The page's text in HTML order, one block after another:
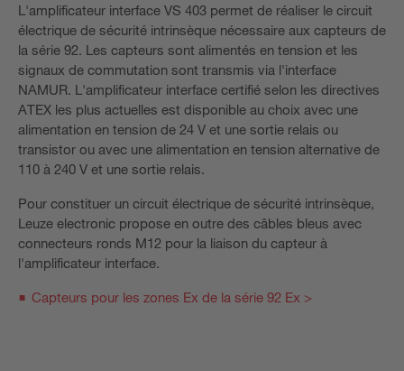
L'amplificateur interface VS 403 permet de réaliser le circuit
électrique de sécurité intrinsèque nécessaire aux capteurs de
la série 92. Les capteurs sont alimentés en tension et les
signaux de commutation sont transmis via l'interface
NAMUR. L'amplificateur interface certifié selon les directives
ATEX les plus actuelles est disponible au choix avec une
alimentation en tension de 24 V et une sortie relais ou
transistor ou avec une alimentation en tension alternative de
110 à 240 V et une sortie relais.
Pour constituer un circuit électrique de sécurité intrinsèque,
Leuze electronic propose en outre des câbles bleus avec
connecteurs ronds M12 pour la liaison du capteur à
l'amplificateur interface.
Capteurs pour les zones Ex de la série 92 Ex >